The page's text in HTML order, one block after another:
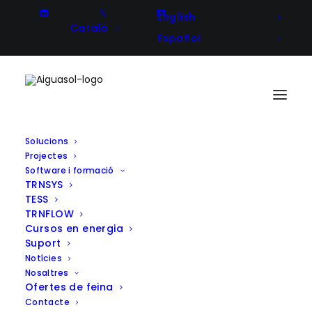
Català
English
Español
Solucions
Projectes
Software i formació
TRNSYS
TESS
TRNFLOW
Cursos en energia
Suport
Notícies
Nosaltres
Ofertes de feina
Contacte
ULISES – Desenvolupament d’un
col·lector solar a gran escala per
a la generació de calor a
processos de mineria
Client